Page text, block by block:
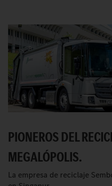
PIONEROS DEL
MEGALÓPOLIS.
La empresa de reciclaje